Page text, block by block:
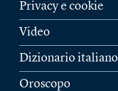
Privacy e cookie
Video
Dizionario italiano
Oroscopo